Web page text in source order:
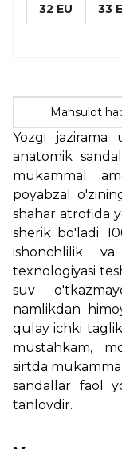
32 EU 33
Mahsulot
Yozgi jazirama
anatomik
mukammal
poyabzal
shahar atrofida
sherik bo'ladi.
ishonchlilik
texnologiyasi
suv
namlikdan
qulay ichki
mustahkam,
sirtda
sandallar faol
tanlovdir.